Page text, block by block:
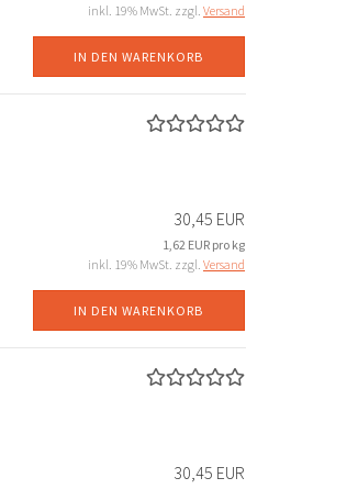
inkl. 19% MwSt. zzgl. Versand
IN DEN WARENKORB
30,45 EUR
1,62 EUR pro kg
inkl. 19% MwSt. zzgl. Versand
IN DEN WARENKORB
30,45 EUR